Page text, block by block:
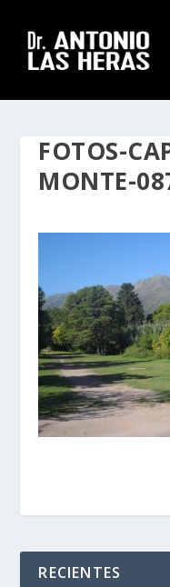
FOTOS-
MONTE-
RECIENTES